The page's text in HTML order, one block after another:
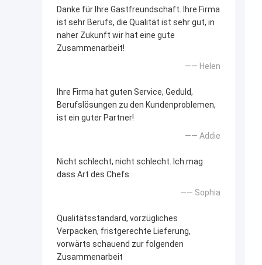
Danke für Ihre Gastfreundschaft. Ihre Firma
ist sehr Berufs, die Qualität ist sehr gut, in
naher Zukunft wir hat eine gute
Zusammenarbeit!
—— Helen
Ihre Firma hat guten Service, Geduld,
Berufslösungen zu den Kundenproblemen,
ist ein guter Partner!
—— Addie
Nicht schlecht, nicht schlecht. Ich mag
dass Art des Chefs
—— Sophia
Qualitätsstandard, vorzügliches
Verpacken, fristgerechte Lieferung,
vorwärts schauend zur folgenden
Zusammenarbeit